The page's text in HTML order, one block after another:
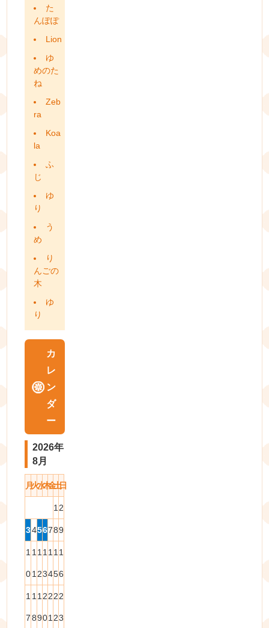
た
んぽぽ
Lion
ゆ
めのた
ね
Zeb
ra
Koa
la
ふ
じ
ゆ
り
う
め
り
んごの
木
ゆ
り
カ
レ
ン
ダ
ー
2026年
8月
月火水木金土日
1 2
3456789
1
0
1
1
1
2
1
3
1
4
1
5
1
6
1
7
1
8
1
9
2
0
2
1
2
2
2
3